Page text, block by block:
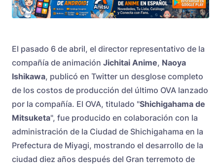
El pasado 6 de abril, el director representativo de la
compañía de animación Jichitai Anime, Naoya
Ishikawa, publicó en Twitter un desglose completo
de los costos de producción del último OVA lanzado
por la compañía. El OVA, titulado "Shichigahama de
Mitsuketa", fue producido en colaboración con la
administración de la Ciudad de Shichigahama en la
Prefectura de Miyagi, mostrando el desarrollo de la
ciudad diez años después del Gran terremoto de